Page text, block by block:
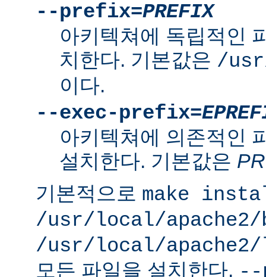
--prefix=PREFIX
아키텍쳐에 독립적인
치한다. 기본값은 /
이다.
--exec-prefix=
아키텍쳐에 의존적인
설치한다. 기본값은
기본적으로 make
/usr/local/
/usr/local/
모든 파일을 설치한다. --